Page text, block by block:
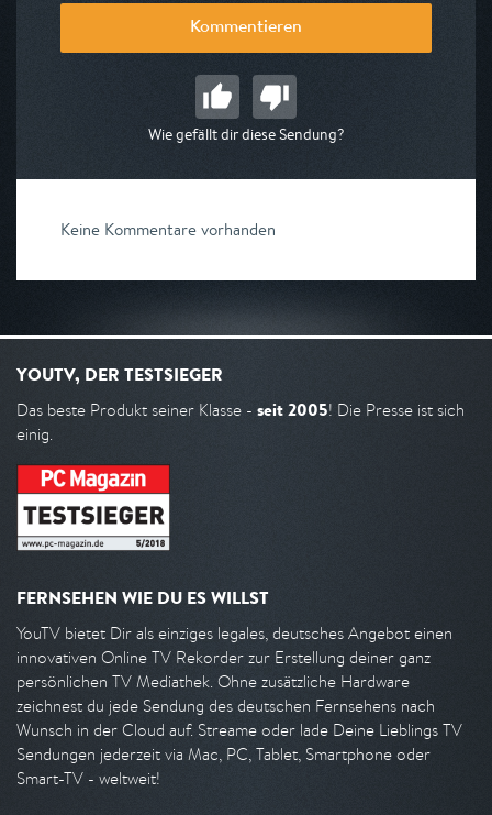
Kommentieren
Wie gefällt dir diese Sendung?
Keine Kommentare vorhanden
YOUTV, DER TESTSIEGER
Das beste Produkt seiner Klasse - seit 2005! Die Presse ist sich
einig.
FERNSEHEN WIE DU ES WILLST
YouTV bietet Dir als einziges legales, deutsches Angebot einen
innovativen Online TV Rekorder zur Erstellung deiner ganz
persönlichen TV Mediathek. Ohne zusätzliche Hardware
zeichnest du jede Sendung des deutschen Fernsehens nach
Wunsch in der Cloud auf. Streame oder lade Deine Lieblings TV
Sendungen jederzeit via Mac, PC, Tablet, Smartphone oder
Smart-TV - weltweit!